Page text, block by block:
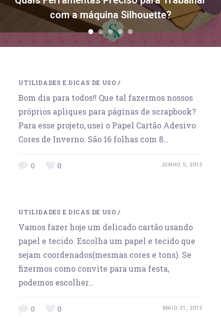
com a máquina Silhouette?
1 2 3 4 5
UTILIDADES E DICAS DE USO /
Bom dia para todos!! Que tal fazermos nossos
próprios apliques para páginas de scrapbook?
Para esse projeto, usei o Papel Cartão Adesivo
Cores de Inverno. São 16 folhas com 8…
0 0 JUNHO 5, 2013
UTILIDADES E DICAS DE USO /
Vamos fazer hoje um delicado cartão usando
papel e tecido. Escolha um papel e tecido que
sejam coordenados(mesmas cores e tons). Se
fizermos como convite para uma festa,
podemos escolher…
0 0 MAIO 31, 2013